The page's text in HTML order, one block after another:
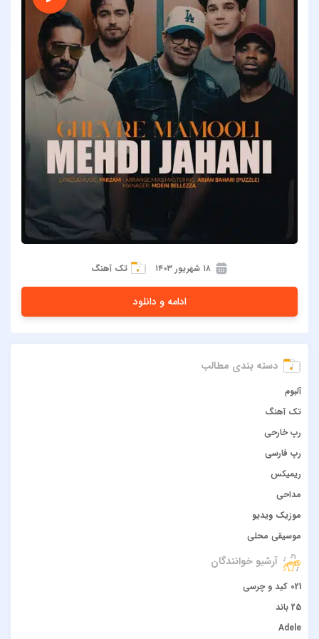
۱۸ شهریور ۱۴۰۳ تک آهنگ
ادامه و دانلود
دسته بندی مطالب
آلبوم
تک آهنگ
رپ خارحی
رپ فارسی
ریمیکس
مداحی
موزیک ویدیو
موسیقی محلی
آرشیو خوانندگان
021 کید و چرسی
25 باند
Adele